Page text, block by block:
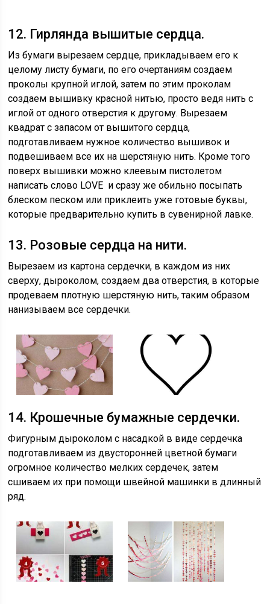
12. Гирлянда вышитые сердца.
Из бумаги вырезаем сердце, прикладываем его к
целому листу бумаги, по его очертаниям создаем
проколы крупной иглой, затем по этим проколам
создаем вышивку красной нитью, просто ведя нить с
иглой от одного отверстия к другому. Вырезаем
квадрат с запасом от вышитого сердца,
подготавливаем нужное количество вышивок и
подвешиваем все их на шерстяную нить. Кроме того
поверх вышивки можно клеевым пистолетом
написать слово LOVE и сразу же обильно посыпать
блеском песком или приклеить уже готовые буквы,
которые предварительно купить в сувенирной лавке.
13. Розовые сердца на нити.
Вырезаем из картона сердечки, в каждом из них
сверху, дыроколом, создаем два отверстия, в которые
продеваем плотную шерстяную нить, таким образом
нанизываем все сердечки.
14. Крошечные бумажные сердечки.
Фигурным дыроколом с насадкой в виде сердечка
подготавливаем из двусторонней цветной бумаги
огромное количество мелких сердечек, затем
сшиваем их при помощи швейной машинки в длинный
ряд.